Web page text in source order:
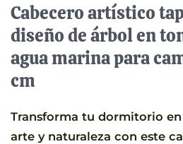
Cabecero artístico
diseño de árbol en
agua marina para
cm
Transforma tu dormitorio
arte y naturaleza con este